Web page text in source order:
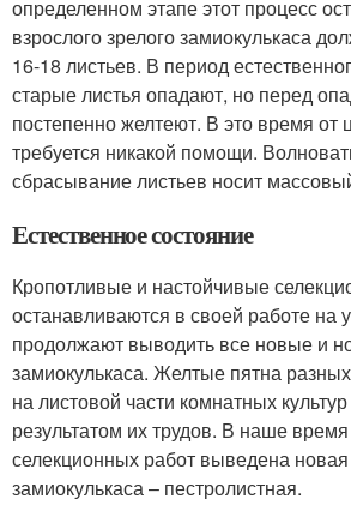
определенном этапе этот процесс
взрослого зрелого замиокулькаса
16-18 листьев. В период
старые листья опадают, но перед
постепенно желтеют. В это время от
требуется никакой помощи.
сбрасывание листьев носит
Естественное состояние
Кропотливые и настойчивые
останавливаются в своей работе на
продолжают выводить все новые и
замиокулькаса. Желтые пятна
на листовой части комнатных
результатом их трудов. В наше
селекционных работ выведена
замиокулькаса – пестролистная.